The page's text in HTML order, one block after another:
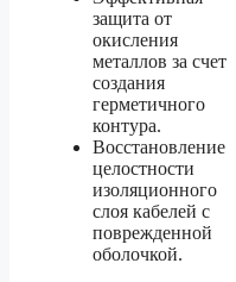
защита от
окисления
металлов за счет
создания
герметичного
контура.
Восстановление
целостности
изоляционного
слоя кабелей с
поврежденной
оболочкой.